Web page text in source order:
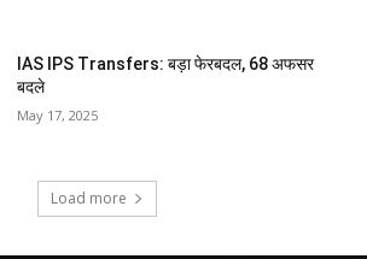
IAS IPS Transfers: बड़ा फेरबदल, 68 अफसर
बदले
May 17, 2025
Load more